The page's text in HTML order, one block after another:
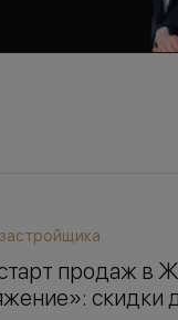
продаж в
скидки